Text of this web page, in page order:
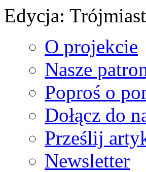
Edycja:
O projekcie
Nasze
Poproś o
Dołącz do
Prześlij
Newsletter